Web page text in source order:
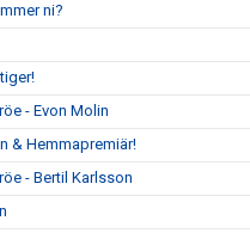
ni?
- Evon Molin
& Hemmapremiär!
- Bertil Karlsson